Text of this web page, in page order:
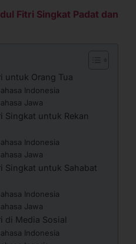
Fitri Singkat Padat dan
untuk Orang Tua
Indonesia
Jawa
Singkat untuk Rekan
Indonesia
Jawa
Singkat untuk Sahabat
Indonesia
Jawa
di Media Sosial
Indonesia